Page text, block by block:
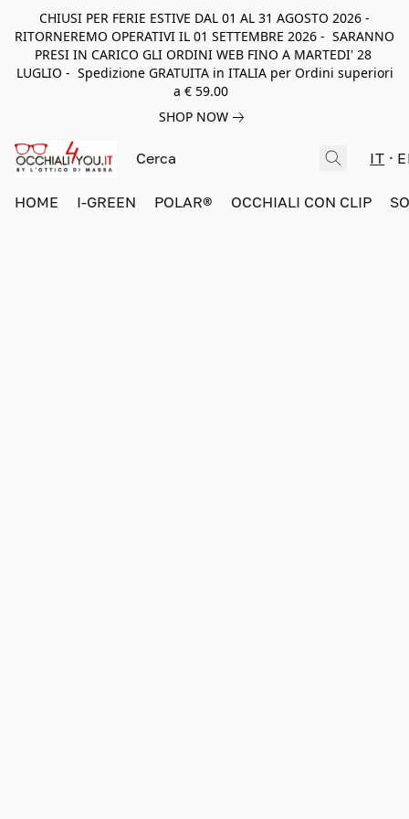
CHIUSI PER FERIE ESTIVE DAL 01 AL 31 AGOSTO 2026 -
RITORNEREMO OPERATIVI IL 01 SETTEMBRE 2026 - SARANNO
PRESI IN CARICO GLI ORDINI WEB FINO A MARTEDI' 28
LUGLIO - Spedizione GRATUITA in ITALIA per Ordini superiori
a € 59.00
SHOP NOW
IT
HOME I-GREEN POLAR® OCCHIALI CON CLIP